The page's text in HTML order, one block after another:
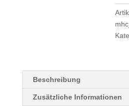
Beschreibung
Zusätzliche Informationen